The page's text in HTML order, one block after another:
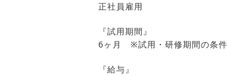
正社員雇用
『試用期間』
6ヶ月 ※試用・研修期間の条件
『給与』